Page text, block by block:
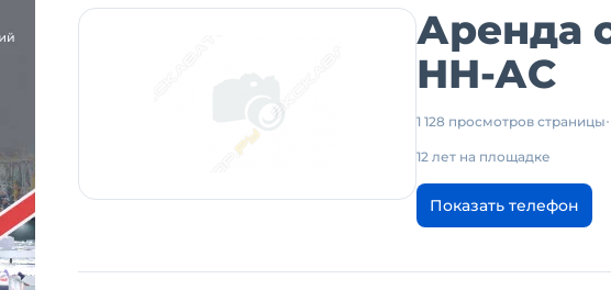
Аренда
НН-АС
1 128 просмотров страницы
12 лет на площадке
Показать телефон